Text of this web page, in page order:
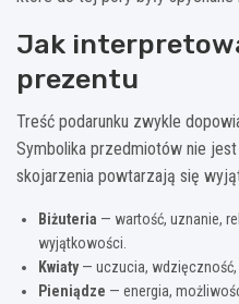
Jak
prezentu
Treść podarunku zwykle
Symbolika przedmiotów nie
skojarzenia powtarzają się
Biżuteria — wartość, uznanie,
wyjątkowości.
Kwiaty— uczucia, wdzięczność,
Pieniądze — energia,